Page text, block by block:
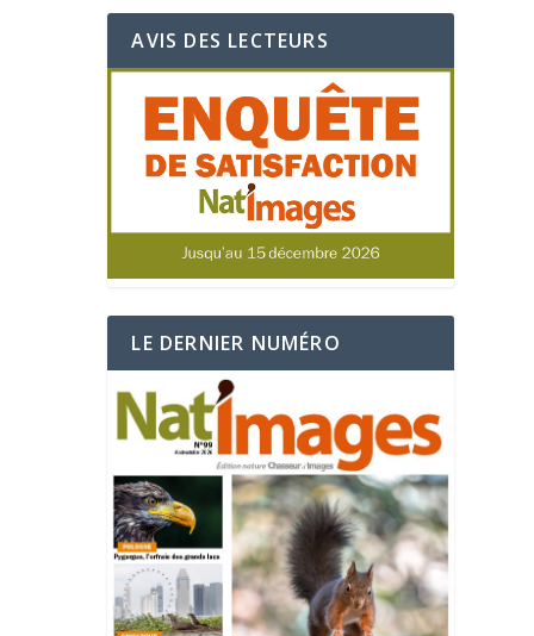
AVIS DES LECTEURS
LE DERNIER NUMÉRO